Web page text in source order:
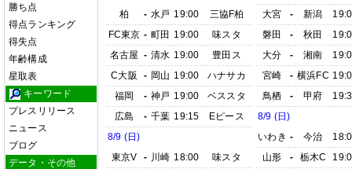
勝ち点
得点ランキング
得失点
年齢構成
星取表
キーワード
プレスリリース
ニュース
ブログ
データ・その他
柏
- 水戸 19:00
三協F柏
FC東京 - 町田 19:00
味スタ
名古屋 - 清水 19:00
豊田ス
C大阪
- 岡山 19:00
ハナサカ
福岡
- 神戸 19:00
ベススタ
広島
- 千葉 19:15
Eピース
8/9 (日)
東京V
- 川崎 18:00
味スタ
大宮
- 新潟
磐田
- 秋田
大分
- 湘南
宮崎
- 横浜FC
鳥栖
- 甲府
8/9 (日)
いわき - 今治
山形
- 栃木C